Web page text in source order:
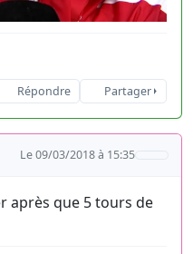
Répondre Partager
Le 09/03/2018 à 15:35
après que 5 tours de